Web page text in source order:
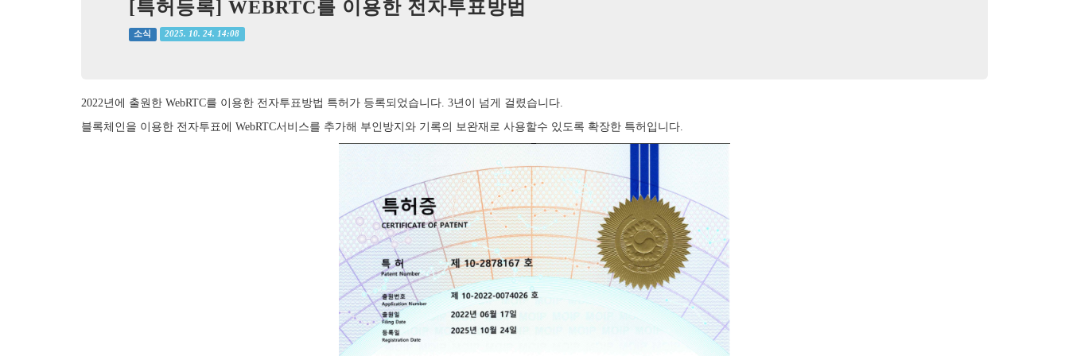
[특허등록] WEBRTC를 이용한 전자투표방법
소식 2025. 10. 24. 14:08
2022년에 출원한 WebRTC를 이용한 전자투표방법 특허가 등록되었습니다. 3년이 넘게 걸렸습니다.
블록체인을 이용한 전자투표에 WebRTC서비스를 추가해 부인방지와 기록의 보완재로 사용할수 있도록 확장한 특허입니다.